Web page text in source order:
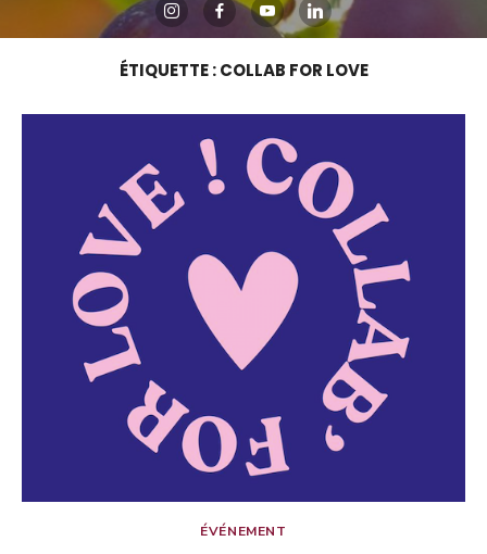
ÉTIQUETTE :COLLAB FOR LOVE
ÉVÉNEMENT